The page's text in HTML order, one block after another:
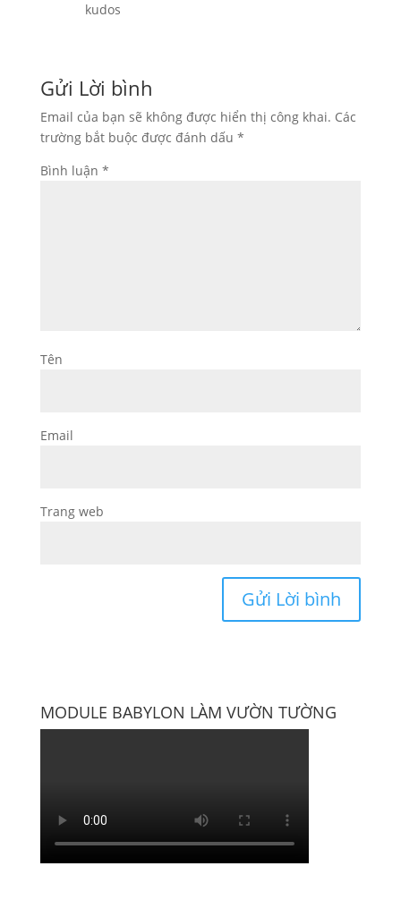
kudos
Gửi Lời bình
Email của bạn sẽ không được hiển thị công khai. Các
trường bắt buộc được đánh dấu *
Bình luận *
Tên
Email
Trang web
MODULE BABYLON LÀM VƯỜN TƯỜNG